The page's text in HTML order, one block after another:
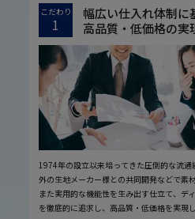
こだわり
1
幅広い仕入れ体制に
高品質・低価格の実
1974年の設立以来培ってきた圧倒的な流
外の生地メーカー様との共同開発などで素
また実用的な機能性を生み出す仕立て、デ
を徹底的に追求し、高品質・低価格を実現